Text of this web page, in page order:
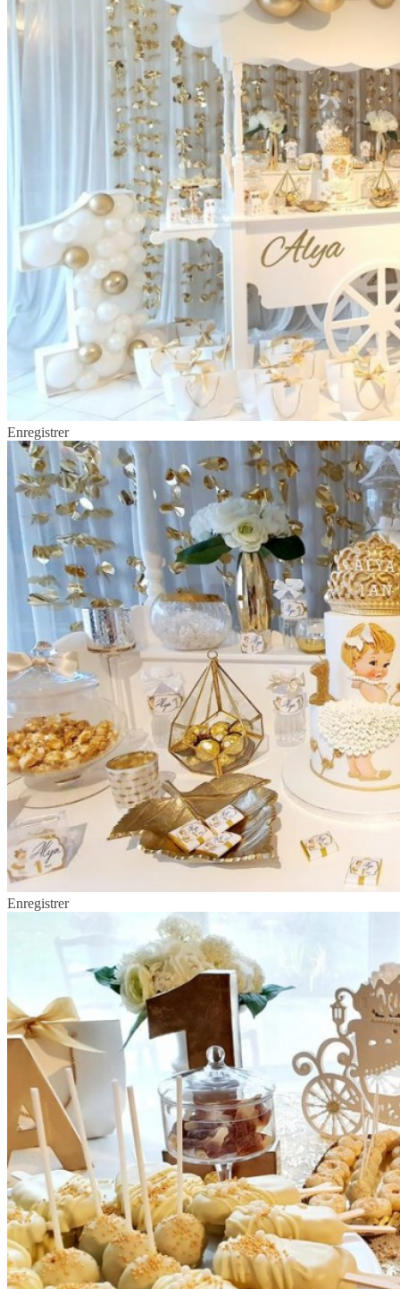
Enregistrer
Enregistrer